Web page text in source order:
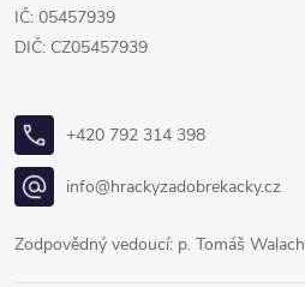
IČ: 05457939
DIČ: CZ05457939
+420 792 314 398
info@hrackyzadobrekacky.cz
Zodpovědný vedoucí: p. Tomáš Walach